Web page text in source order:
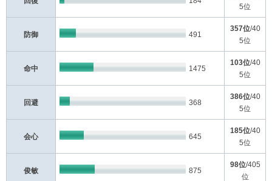
5位
防御 491
357位/40
5位
命中 1475
103位/40
5位
回避 368
386位/40
5位
会心 645
185位/40
5位
俊敏 875
98位/405
位